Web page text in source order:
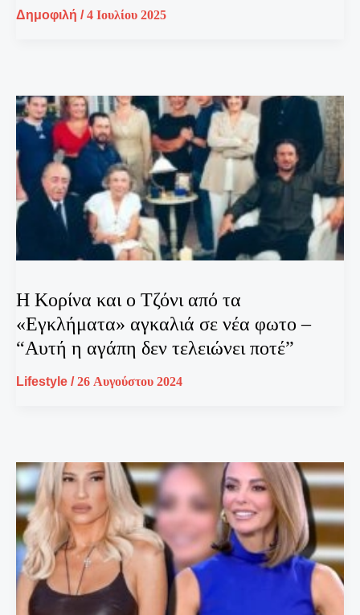
Δημοφιλή /4 Ιουλίου 2025
Η Κορίνα και ο Τζόνι από τα
«Εγκλήματα» αγκαλιά σε νέα φωτο –
“Αυτή η αγάπη δεν τελειώνει ποτέ”
Lifestyle /26 Αυγούστου 2024